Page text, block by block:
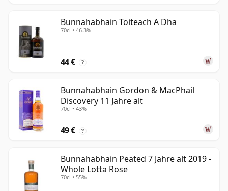
Bunnahabhain Toiteach A Dha
70cl • 46.3%
44 € ?
Bunnahabhain Gordon & MacPhail
Discovery 11 Jahre alt
70cl • 43%
49 € ?
Bunnahabhain Peated 7 Jahre alt 2019 -
Whole Lotta Rose
70cl • 55%